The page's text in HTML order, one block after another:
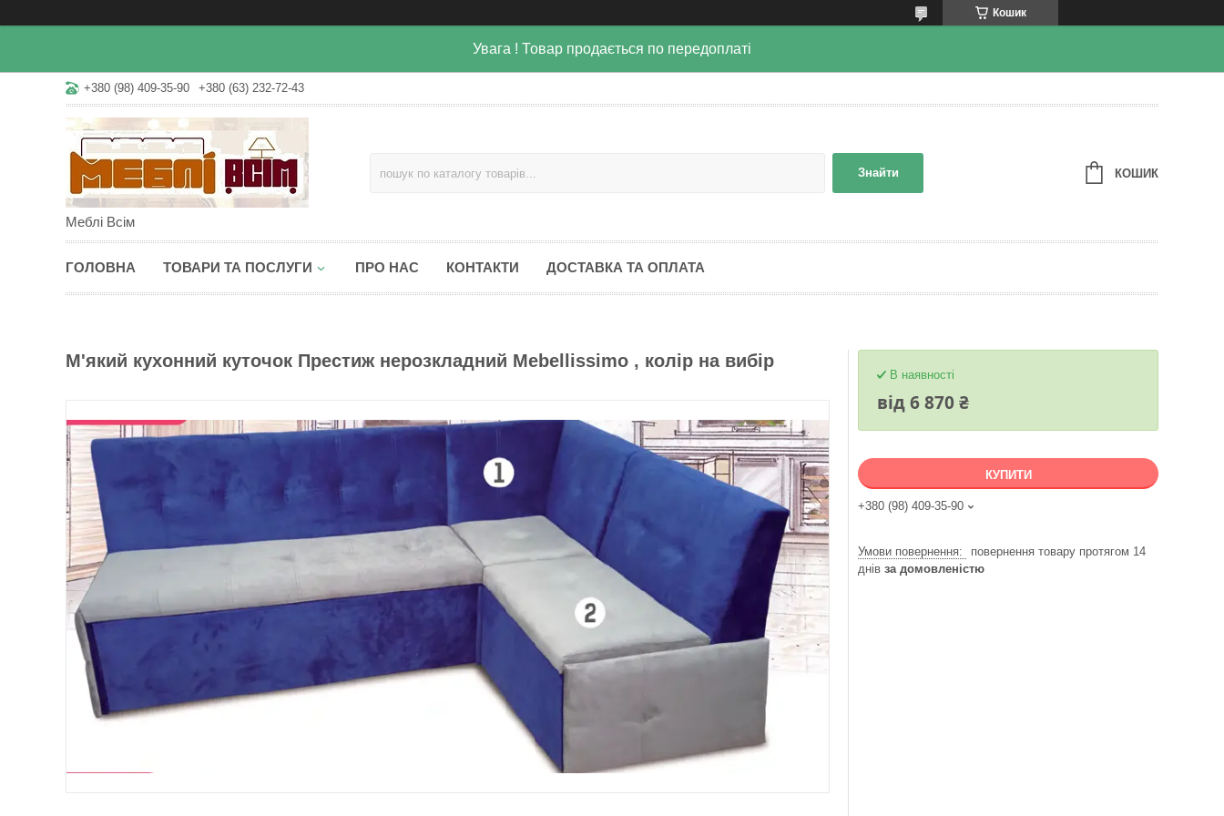
Кошик
Увага ! Товар продається по передоплаті
+380 (98) 409-35-90 +380 (63) 232-72-43
Меблі Всім
Знайти КОШИК
ГОЛОВНА ТОВАРИ ТА ПОСЛУГИ ПРО НАС КОНТАКТИ ДОСТАВКА ТА ОПЛАТА
М'який кухонний куточок Престиж нерозкладний Mebellissimo , колір на вибір
В наявності
від6 870 ₴
КУПИТИ
+380 (98) 409-35-90
повернення товару протягом 14
днів за домовленістю